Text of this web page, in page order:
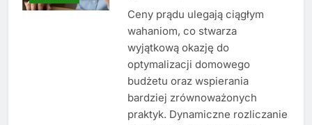
Ceny prądu ulegają ciągłym
wahaniom, co stwarza
wyjątkową okazję do
optymalizacji domowego
budżetu oraz wspierania
bardziej zrównoważonych
praktyk. Dynamiczne rozliczanie